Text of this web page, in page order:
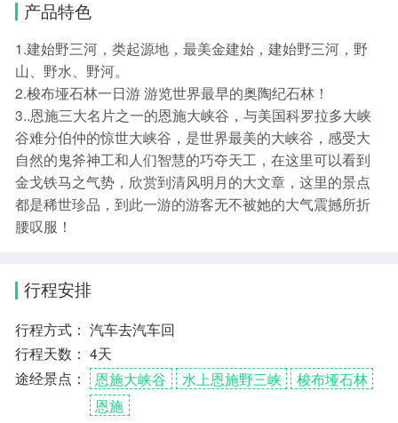
产品特色
1.建始野三河，类起源地，最美金建始，建始野三河，野
山、野水、野河。
2.梭布垭石林一日游 游览世界最早的奥陶纪石林！
3..恩施三大名片之一的恩施大峡谷，与美国科罗拉多大峡
谷难分伯仲的惊世大峡谷，是世界最美的大峡谷，感受大
自然的鬼斧神工和人们智慧的巧夺天工，在这里可以看到
金戈铁马之气势，欣赏到清风明月的大文章，这里的景点
都是稀世珍品，到此一游的游客无不被她的大气震撼所折
腰叹服！
行程安排
行程方式： 汽车去汽车回
行程天数： 4天
途经景点：
恩施大峡谷 水上恩施野三峡
梭布垭石林
恩施